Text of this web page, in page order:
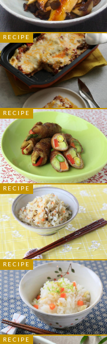
RECIPE
RECIPE
RECIPE
RECIPE
RECIPE